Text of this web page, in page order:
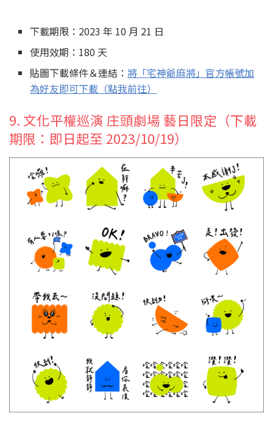
下載期限：2023 年 10 月 21 日
使用效期：180 天
貼圖下載條件＆連結： 將「宅神爺麻將」官方帳號加
為好友即可下載（點我前往）
9. 文化平權巡演 庄頭劇場 藝日限定（下載
期限：即日起至 2023/10/19）